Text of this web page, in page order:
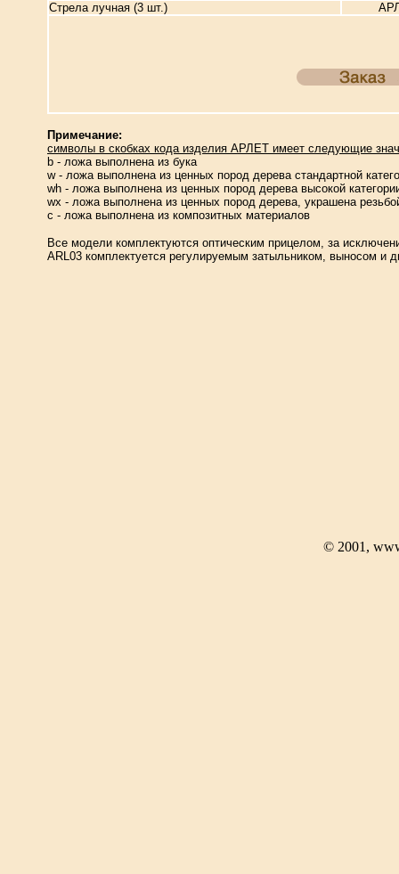
Стрела лучная (3 шт.)
Примечание:
символы в скобках кода изделия АРЛЕТ имеет следующие
b - ложа выполнена из бука
w - ложа выполнена из ценных пород дерева стандартной
wh - ложа выполнена из ценных пород дерева высокой
wх - ложа выполнена из ценных пород дерева, украшена
с - ложа выполнена из композитных материалов
Все модели комплектуются оптическим прицелом, за
ARL03 комплектуется регулируемым затыльником, выносом и
© 2001,